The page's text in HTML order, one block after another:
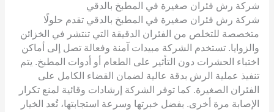
شركة رش فئران صغيرة في المطبخ بالدقي
شركة رش فئران صغيرة في المطبخ بالدقي تقدم حلولًا
متخصصة للتخلص من الفئران الدقيقة التي تنتشر في الخزائن
والزوايا. تستخدم الشركة مبيدات آمنة وفعالة تصل إلى أماكن
اختباء الحشرات دون التأثير على الطعام أو أدوات المطبخ. يتم
تنفيذ عملية الرش بدقة عالية لضمان القضاء الكامل على
الفئران الصغيرة. كما توفر الشركة إرشادات وقائية لمنع تكرار
الإصابة مرة أخرى. بفضل خبرتها وسرعة استجابتها، تُعد الخيار